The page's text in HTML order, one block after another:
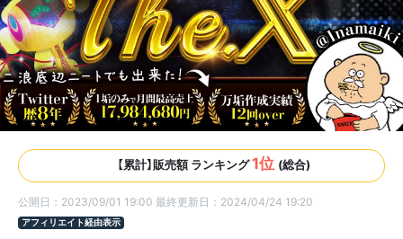
【累計】販売額 ランキング1位 (総合)
公開日：2023/09/01 19:00 最終更新日：2024/04/24 19:20
アフィリエイト経由表示